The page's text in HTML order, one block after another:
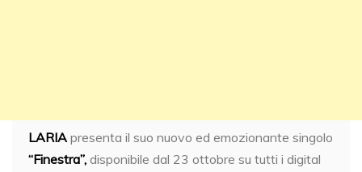
LARIApresenta il suo nuovo ed emozionante singolo
“Finestra”, disponibile dal 23 ottobre su tutti i digital